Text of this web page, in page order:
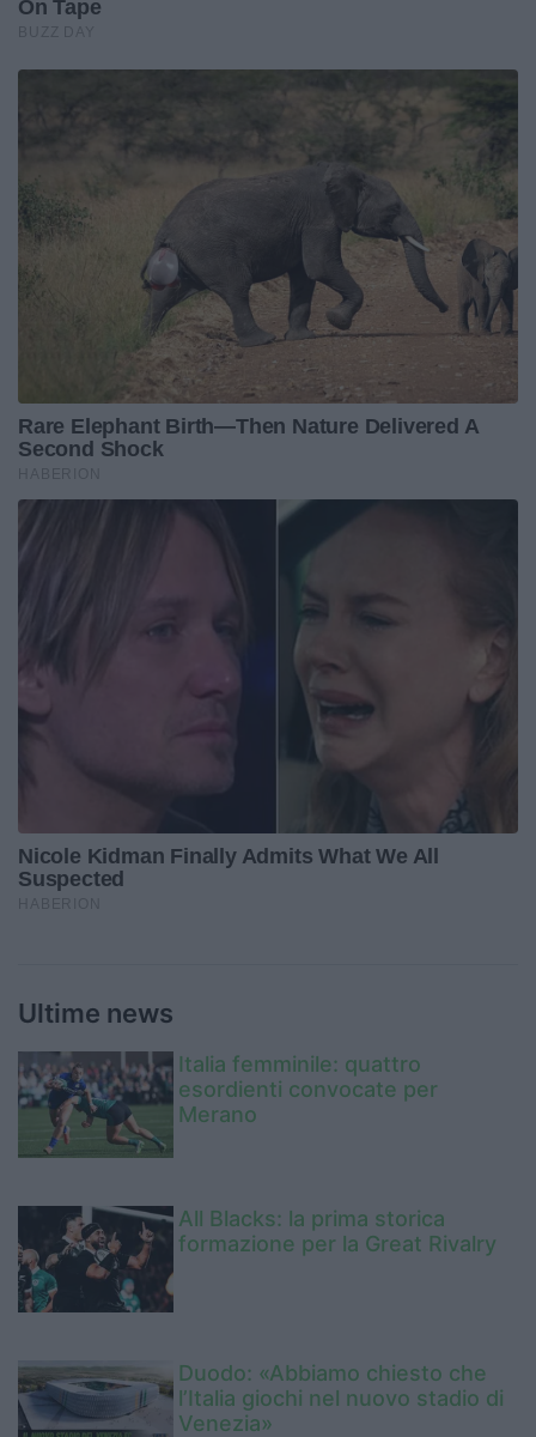
Ultime news
Italia femminile: quattro
esordienti convocate per
Merano
All Blacks: la prima storica
formazione per la Great Rivalry
Duodo: «Abbiamo chiesto che
l’Italia giochi nel nuovo stadio di
Venezia»